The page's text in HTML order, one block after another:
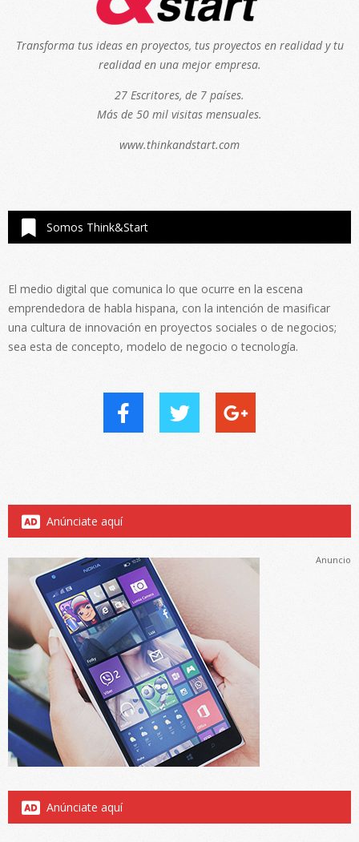
Transforma tus ideas en proyectos, tus proyectos en realidad y tu
realidad en una mejor empresa.
27 Escritores, de 7 países.
Más de 50 mil visitas mensuales.
www.thinkandstart.com
Somos Think&Start
El medio digital que comunica lo que ocurre en la escena
emprendedora de habla hispana, con la intención de masificar
una cultura de innovación en proyectos sociales o de negocios;
sea esta de concepto, modelo de negocio o tecnología.
Anúnciate aquí
Anuncio
Anúnciate aquí